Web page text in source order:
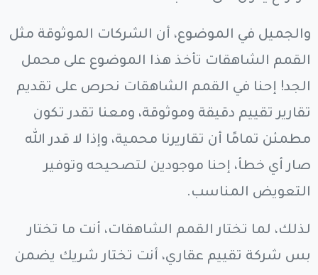
والجميل في الموضوع، أن الشركات الموثوقة مثل
القمم الشاهقات تأخذ هذا الموضوع على محمل
الجد! إحنا في القمم الشاهقات نحرص على تقديم
تقارير تقييم دقيقة وموثوقة، ومعنا تقدر تكون
مطمئن تمامًا أن تقاريرنا محمية، وإذا لا قدر الله
صار أي خطأ، إحنا موجودين لتصحيحه وتوفير
التعويض المناسب.
لذلك، لما تختار القمم الشاهقات، أنت ما تختار
بس شركة تقييم عقاري، أنت تختار شريك يضمن